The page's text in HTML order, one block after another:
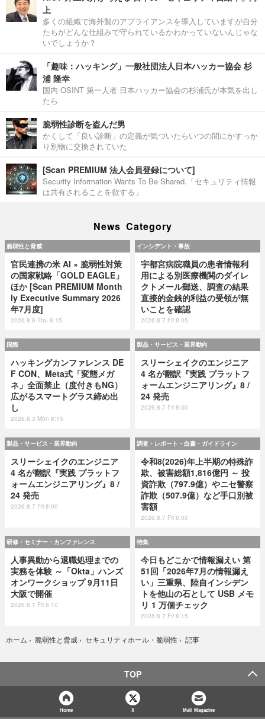
上
多くの組織で海外製のアプライアンスを導入していますが自分
たちがどんな仕組みで守られているかわかっていないんじゃな
いでしょうか？
「趣味：ハッキング」一般社団法人日本ハッカー協会 杉
浦 隆幸
国内 OSINT 第一人者 日本ハッカー協会の杉浦氏が本気を出し
たら
脆弱性診断を盗んだ男
かくして「良い診断」の定義が気づいたらいつの間にかすっか
り別物に交換されていた
[Scan PREMIUM 法人会員登録について]
Security Information Wants To Be Shared.「セキュリティ情報
は共有されることを欲する」
News Category
脆弱性と脅威
官民連携の米 AI × 脆弱性対策
の国家戦略「GOLD EAGLE」
ほか [Scan PREMIUM Month
ly Executive Summary 2026
年7月度]
2026.8.6 Thu 8:15
インシデント・事故
宇都宮病院職員の患者情報利
用による別医療機関のダイレ
クトメール郵送、調査の結果
直接的金銭的利益の受領が無
いことを確認
2026.8.7 Fri 8:05
国際
ハッキングカンファレンス DE
F CON、Meta式「変態メガ
ネ」全面禁止（度付きもNG）
広がるスマートグラス締め出
し
2026.8.3 Mon 8:15
製品・サービス・業界動向
スリーシェイクのエンジニア
4 名が翻訳『実践 プラットフ
ォームエンジニアリング』8 /
24 発売
2026.8.7 Fri 8:00
製品・サービス・業界動向
スリーシェイクのエンジニア
4 名が翻訳『実践 プラットフ
ォームエンジニアリング』8 /
24 発売
2026.8.7 Fri 8:00
調査・レポート・白書・ガイドライン
令和8(2026)年上半期の特殊詐
欺、被害総額1,816億円 ～ 投
資詐欺（797.9億）やニセ警察
詐欺（507.9億）など手口別被
害額
2026.8.7 Fri 8:00
研修・セミナー・カンファレンス
人事異動から退職処理までの
実務を体験 ～「Okta」ハンズ
オンワークショップ 9月11日
大阪で開催
2026.8.7 Fri 8:10
特集
今日もどこかで情報漏えい 第
51回「2026年7月の情報漏え
い」三重県、陸自インシデン
トを他山の石として USB メモ
リ 1 万個チェック
2026.8.7 Fri 8:15
ホーム › 脆弱性と脅威 › セキュリティホール・脆弱性 › 記事
TOP
Home X Mail Magazine